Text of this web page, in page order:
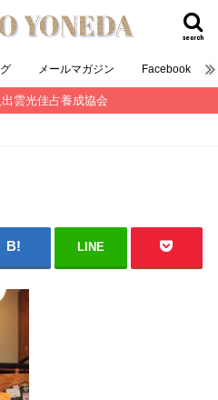
search
メールマガジン Facebook
雲光佳占養成協会
LINE